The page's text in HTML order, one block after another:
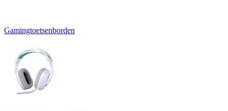
Gamingtoetsenborden